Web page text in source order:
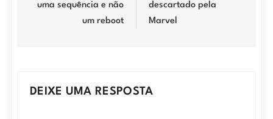
uma sequência e não
um reboot
descartado pela
Marvel
DEIXE UMA RESPOSTA